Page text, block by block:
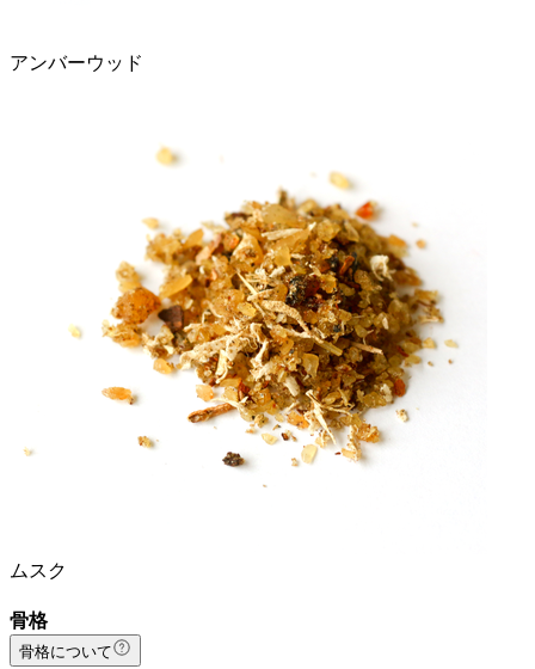
アンバーウッド
ムスク
骨格
骨格について